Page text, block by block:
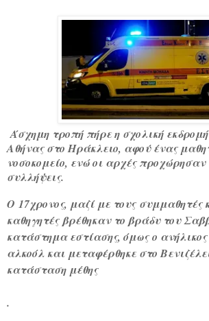
Άσχημη τροπή πήρε η σχολική εκδρομή
Αθήνας στο Ηράκλειο, αφού ένας
νοσοκομείο, ενώ οι αρχές προχώρησαν
συλλήψεις.
Ο 17χρονος, μαζί με τους συμμαθητές
καθηγητέςβρέθηκαν το βράδυ του
κατάστημα εστίασης, όμωςο
αλκοόλ και μεταφέρθηκε στο
κατάσταση μέθης
.